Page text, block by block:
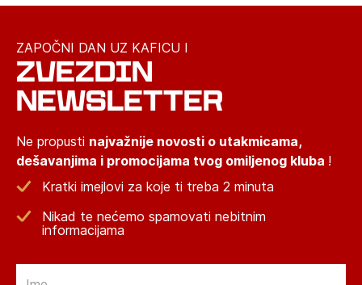
ZAPOČNI DAN UZ KAFICU I
ZVEZDIN
NEWSLETTER
Ne propusti najvažnije novosti o utakmicama,
dešavanjima i promocijama tvog omiljenog kluba !
Kratki imejlovi za koje ti treba 2 minuta
Nikad te nećemo spamovati nebitnim
informacijama